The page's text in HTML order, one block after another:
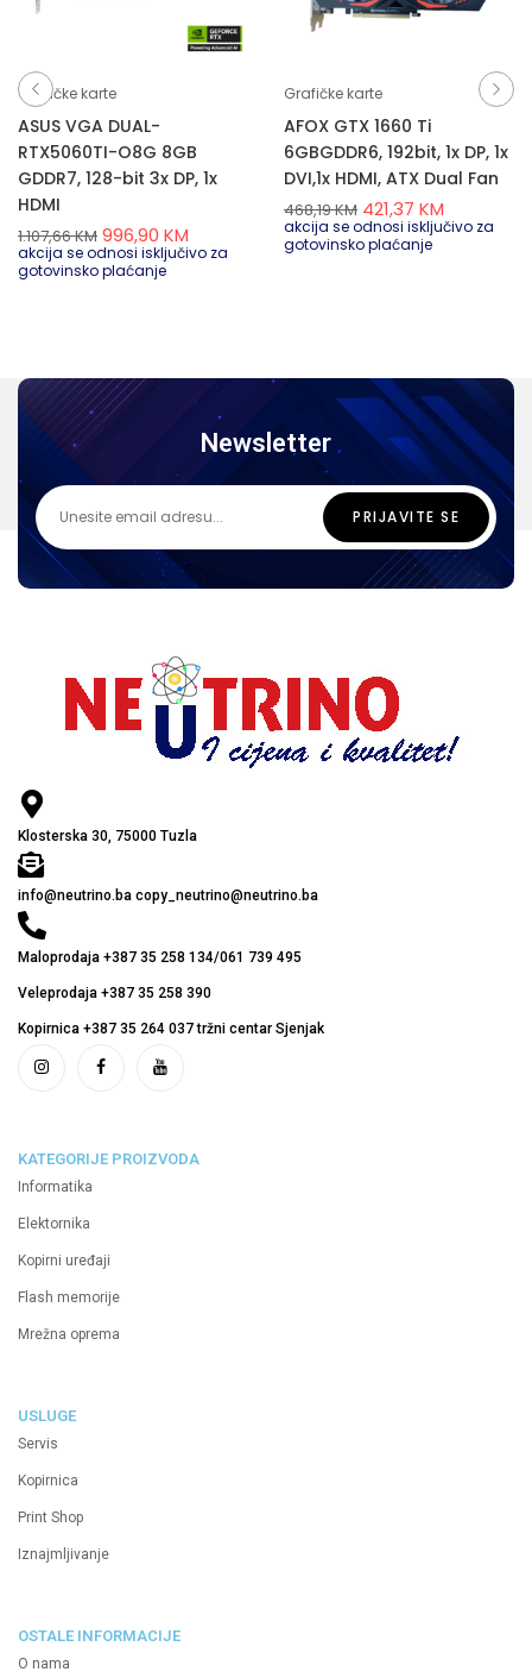
Grafičke karte
ASUS VGA DUAL-
RTX5060TI-O8G 8GB
GDDR7, 128-bit 3x DP, 1x
HDMI
1.107,66KM 996,90 KM
akcija se odnosi isključivo za
gotovinsko plaćanje
Grafičke karte
AFOX GTX 1660 Ti
6GBGDDR6, 192bit, 1x DP, 1x
DVI,1x HDMI, ATX Dual Fan
468,19KM 421,37 KM
akcija se odnosi isključivo za
gotovinsko plaćanje
Newsletter
Klosterska 30, 75000 Tuzla
info@neutrino.ba copy_neutrino@neutrino.ba
Maloprodaja +387 35 258 134/061 739 495
Veleprodaja +387 35 258 390
Kopirnica +387 35 264 037 tržni centar Sjenjak
KATEGORIJE PROIZVODA
Informatika
Elektornika
Kopirni uređaji
Flash memorije
Mrežna oprema
USLUGE
Servis
Kopirnica
Print Shop
Iznajmljivanje
OSTALE INFORMACIJE
O nama